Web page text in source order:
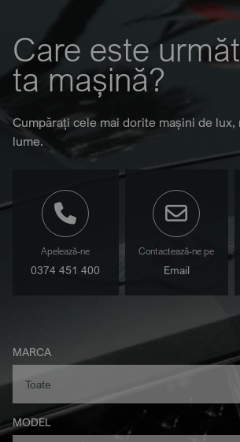
Care este
ta mașină?
Cumpărați cele mai dorite mașini de
lume.
Apelează-ne
0374 451 400
Contactează-ne pe
Email
MARCA
MODEL